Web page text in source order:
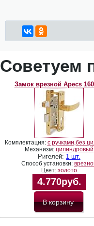
Советуем
Замок врезной Apecs
Комплектация: с ручками,без
Механизм: цилиндровый
Ригелей: 1 шт.
Способ установки:
Цвет: золото
4.770руб.